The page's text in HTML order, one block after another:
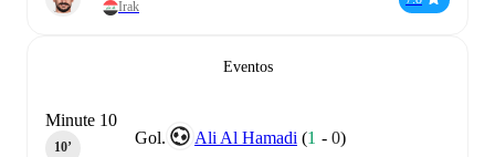
Irak
Eventos
Gol. Ali Al Hamadi (1 -0)
Minute 10
10‎’‎